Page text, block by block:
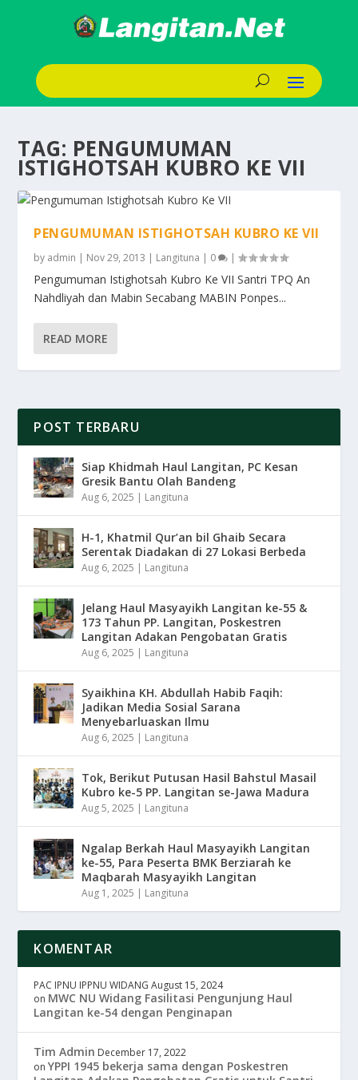
TAG: PENGUMUMAN
ISTIGHOTSAH KUBRO KE VII
PENGUMUMAN ISTIGHOTSAH KUBRO KE VII
by admin | Nov 29, 2013 | Langituna | 0 |
Pengumuman Istighotsah Kubro Ke VII Santri TPQ An
Nahdliyah dan Mabin Secabang MABIN Ponpes...
READ MORE
POST TERBARU
Siap Khidmah Haul Langitan, PC Kesan
Gresik Bantu Olah Bandeng
Aug 6, 2025 | Langituna
H-1, Khatmil Qur’an bil Ghaib Secara
Serentak Diadakan di 27 Lokasi Berbeda
Aug 6, 2025 | Langituna
Jelang Haul Masyayikh Langitan ke-55 &
173 Tahun PP. Langitan, Poskestren
Langitan Adakan Pengobatan Gratis
Aug 6, 2025 | Langituna
Syaikhina KH. Abdullah Habib Faqih:
Jadikan Media Sosial Sarana
Menyebarluaskan Ilmu
Aug 6, 2025 | Langituna
Tok, Berikut Putusan Hasil Bahstul Masail
Kubro ke-5 PP. Langitan se-Jawa Madura
Aug 5, 2025 | Langituna
Ngalap Berkah Haul Masyayikh Langitan
ke-55, Para Peserta BMK Berziarah ke
Maqbarah Masyayikh Langitan
Aug 1, 2025 | Langituna
KOMENTAR
PAC IPNU IPPNU WIDANG August 15, 2024
on MWC NU Widang Fasilitasi Pengunjung Haul
Langitan ke-54 dengan Penginapan
Tim Admin December 17, 2022
onYPPI 1945 bekerja sama dengan Poskestren